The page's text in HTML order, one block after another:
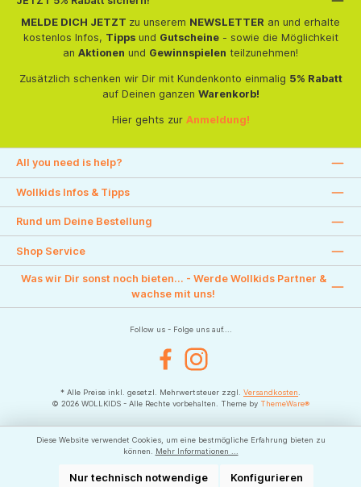
MELDE DICH JETZT zu unserem NEWSLETTER an und erhalte
kostenlos Infos, Tippsund Gutscheine- sowie die Möglichkeit
an Aktionen und Gewinnspielen teilzunehmen!
Zusätzlich schenken wir Dir mit Kundenkonto einmalig 5% Rabatt
auf Deinen ganzen Warenkorb!
Hier gehts zur Anmeldung!
All you need is help?
Wollkids Infos & Tipps
Rund um Deine Bestellung
Shop Service
Was wir Dir sonst noch bieten... - Werde Wollkids Partner &
wachse mit uns!
Follow us - Folge uns auf....
FacebookInstagram
* Alle Preise inkl. gesetzl. Mehrwertsteuer zzgl. Versandkosten
© 2026 WOLLKIDS - Alle Rechte vorbehalten. Theme by ThemeWare®
Diese Website verwendet Cookies, um eine bestmögliche Erfahrung bieten zu
können.
Mehr Informationen ...
Nur technisch notwendige Konfigurieren